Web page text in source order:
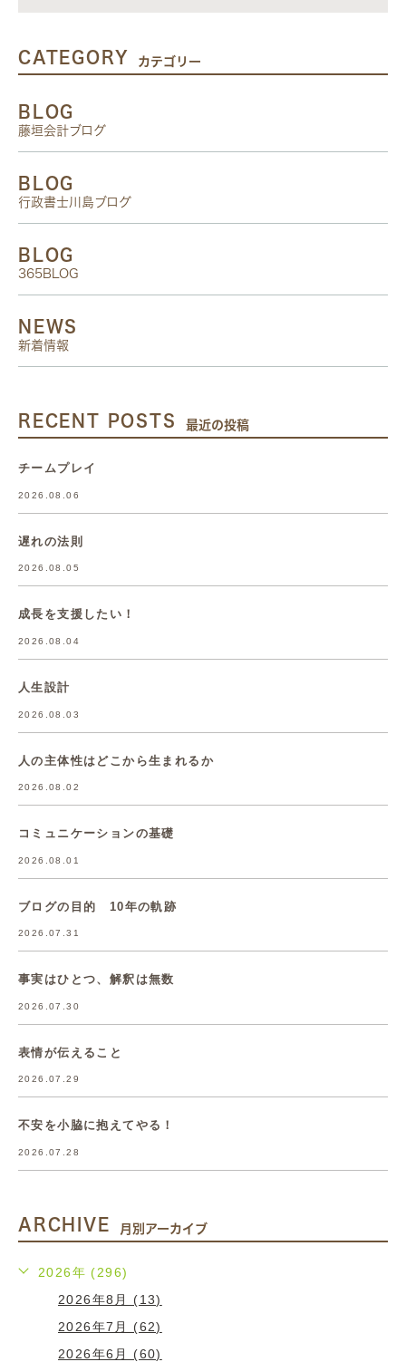
CATEGORY カテゴリー
BLOG
藤垣会計ブログ
BLOG
行政書士川島ブログ
BLOG
365BLOG
NEWS
新着情報
RECENT POSTS 最近の投稿
チームプレイ
2026.08.06
遅れの法則
2026.08.05
成長を支援したい！
2026.08.04
人生設計
2026.08.03
人の主体性はどこから生まれるか
2026.08.02
コミュニケーションの基礎
2026.08.01
ブログの目的 10年の軌跡
2026.07.31
事実はひとつ、解釈は無数
2026.07.30
表情が伝えること
2026.07.29
不安を小脇に抱えてやる！
2026.07.28
ARCHIVE 月別アーカイブ
2026年 (296)
2026年8月 (13)
2026年7月 (62)
2026年6月 (60)